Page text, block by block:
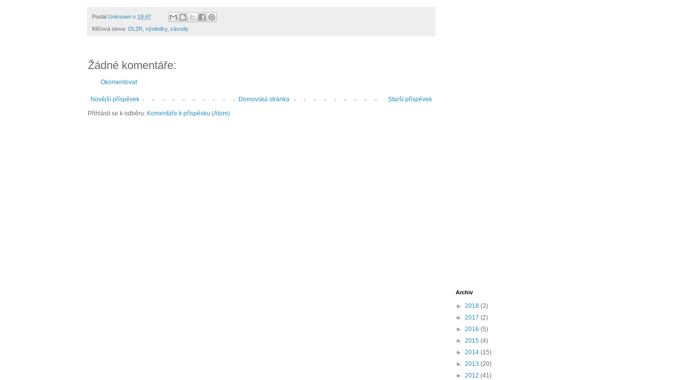
Poslal Unknown v 19:47
Klíčová slova: OL2R výsledky, závody
Žádné komentáře:
Okomentovat
Novější příspěvek Starší příspěvek
Domovská stránka
Přihlásit se k odběru: Komentáře k příspěvku (Atom)
Archiv
► 2018 (3)
► 2017 (2)
► 2016 (5)
► 2015 (4)
► 2014 (15)
► 2013 (20)
► 2012 (41)